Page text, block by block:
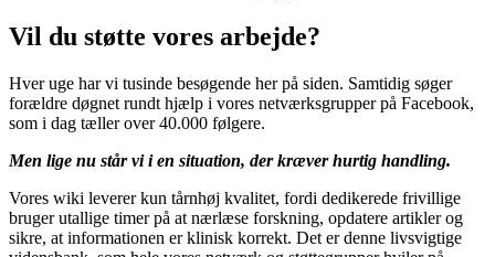
Vil du støtte vores arbejde?
Hver uge har vi tusinde besøgende her på siden. Samtidig søger
forældre døgnet rundt hjælp i vores netværksgrupper på Facebook,
som i dag tæller over 40.000 følgere.
Men lige nu står vi i en situation, der kræver hurtig handling.
Vores wiki leverer kun tårnhøj kvalitet, fordi dedikerede frivillige
bruger utallige timer på at nærlæse forskning, opdatere artikler og
sikre, at informationen er klinisk korrekt. Det er denne livsvigtige